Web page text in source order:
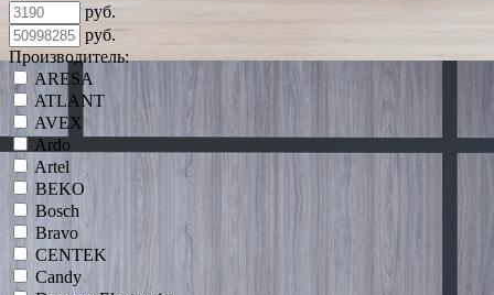
руб.
руб.
Производитель:
ARESA
ATLANT
AVEX
Ardo
Artel
BEKO
Bosch
Bravo
CENTEK
Candy